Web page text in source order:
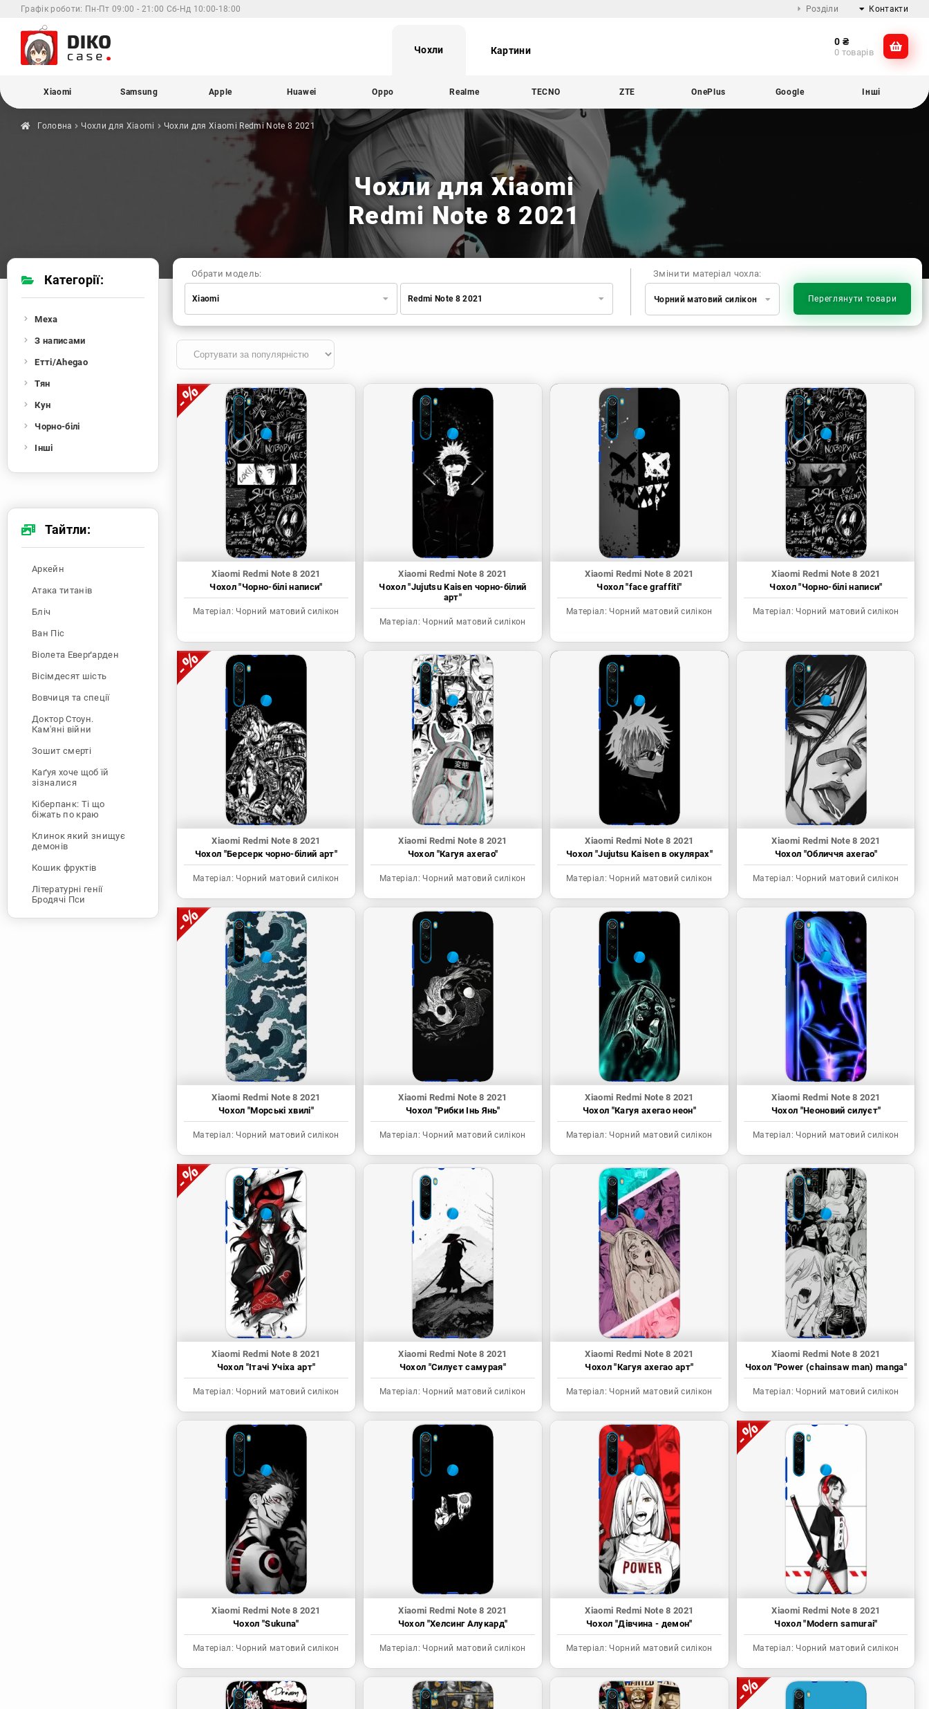
Графік роботи: Пн-Пт 09:00 - 21:00 Сб-Нд 10:00-18:00 Розділи Контакти
@dikocase
Чохли Картини
0 ₴
0 товарів
Xiaomi Samsung Apple Huawei Oppo Realme TECNO ZTE OnePlus Google Інші
Головна Чохли для Xiaomi Чохли для Xiaomi Redmi Note 8 2021
Чохли для Xiaomi
Redmi Note 8 2021
Змінити матеріал чохла:
Чорний матовий силікон Переглянути товари
Обрати модель:
Xiaomi
Samsung
Huawei
Realme
TECNO
OnePlus
Google
Infinix
Sony
Motorola
Redmi Note 8 2021
Xiaomi Redmi Note 8 2021
Чохол "Чорно-білі написи"
Матеріал: Чорний матовий силікон
Xiaomi Redmi Note 8 2021
Чохол "Jujutsu Kaisen чорно-білий
арт"
Матеріал: Чорний матовий силікон
Xiaomi Redmi Note 8 2021
Чохол "face graffiti"
Матеріал: Чорний матовий силікон
Xiaomi Redmi Note 8 2021
Чохол "Чорно-білі написи"
Матеріал: Чорний матовий силікон
Xiaomi Redmi Note 8 2021
Чохол "Берсерк чорно-білий арт"
Матеріал: Чорний матовий силікон
Xiaomi Redmi Note 8 2021
Чохол "Кагуя ахегао"
Матеріал: Чорний матовий силікон
Xiaomi Redmi Note 8 2021
Чохол "Jujutsu Kaisen в окулярах"
Матеріал: Чорний матовий силікон
Xiaomi Redmi Note 8 2021
Чохол "Обличчя ахегао"
Матеріал: Чорний матовий силікон
Xiaomi Redmi Note 8 2021
Чохол "Морські хвилі"
Матеріал: Чорний матовий силікон
Xiaomi Redmi Note 8 2021
Чохол "Рибки Інь Янь"
Матеріал: Чорний матовий силікон
Xiaomi Redmi Note 8 2021
Чохол "Кагуя ахегао неон"
Матеріал: Чорний матовий силікон
Xiaomi Redmi Note 8 2021
Чохол "Неоновий силуєт"
Матеріал: Чорний матовий силікон
Xiaomi Redmi Note 8 2021
Чохол "Ітачі Учіха арт"
Матеріал: Чорний матовий силікон
Xiaomi Redmi Note 8 2021
Чохол "Силуєт самурая"
Матеріал: Чорний матовий силікон
Xiaomi Redmi Note 8 2021
Чохол "Кагуя ахегао арт"
Матеріал: Чорний матовий силікон
Xiaomi Redmi Note 8 2021
Чохол "Power (chainsaw man) manga"
Матеріал: Чорний матовий силікон
Xiaomi Redmi Note 8 2021
Чохол "Sukuna"
Матеріал: Чорний матовий силікон
Xiaomi Redmi Note 8 2021
Чохол "Хелсинг Алукард"
Матеріал: Чорний матовий силікон
Xiaomi Redmi Note 8 2021
Чохол "Дівчина - демон"
Матеріал: Чорний матовий силікон
Xiaomi Redmi Note 8 2021
Чохол "Modern samurai"
Матеріал: Чорний матовий силікон
Категорії:
Меха
З написами
Етті/Ahegao
Тян
Кун
Чорно-білі
Інші
Тайтли:
Аркейн
Атака титанів
Бліч
Ван Піс
Віолета Еверґарден
Вісімдесят шість
Вовчиця та спеції
Доктор Стоун.
Кам'яні війни
Зошит смерті
Каґуя хоче щоб їй
зізналися
Кіберпанк: Ті що
біжать по краю
Клинок який знищує
демонів
Кошик фруктів
Літературні генії
Бродячі Пси
Людина-бензопила